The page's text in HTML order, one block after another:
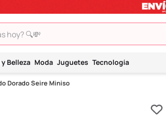
🔍💸
Belleza Moda Juguetes Tecnología
Dorado Seire Miniso